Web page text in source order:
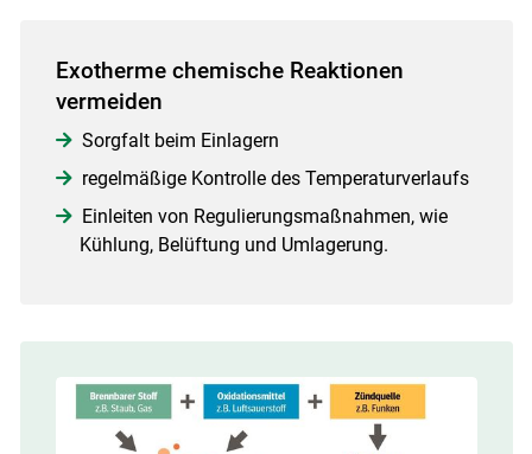
Exotherme chemische Reaktionen
vermeiden
Sorgfalt beim Einlagern
regelmäßige Kontrolle des Temperaturverlaufs
Einleiten von Regulierungsmaßnahmen, wie
Kühlung, Belüftung und Umlagerung.